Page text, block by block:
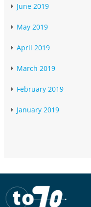
June 2019
May 2019
April 2019
March 2019
February 2019
January 2019